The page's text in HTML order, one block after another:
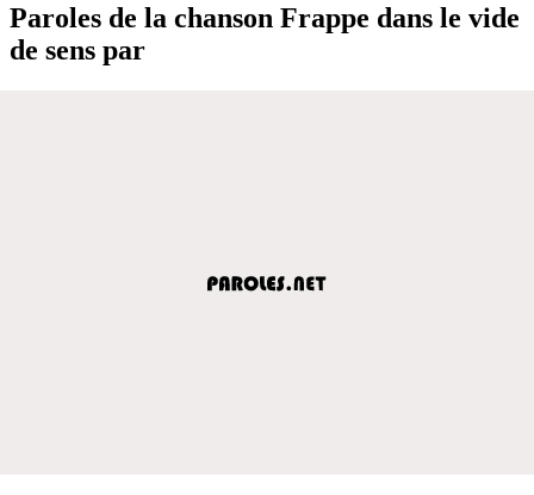
Paroles de la chanson Frappe dans le vide
de sens par